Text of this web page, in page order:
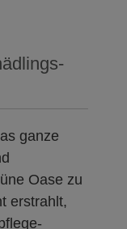
ganze
Oase zu
erstrahlt,